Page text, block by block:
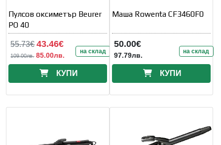
Пулсов оксиметър Beurer
PO 40
55.73€ 43.46€
109.00лв. 85.00лв. на склад
КУПИ
Маша Rowenta CF3460F0
50.00€
97.79лв. на склад
КУПИ